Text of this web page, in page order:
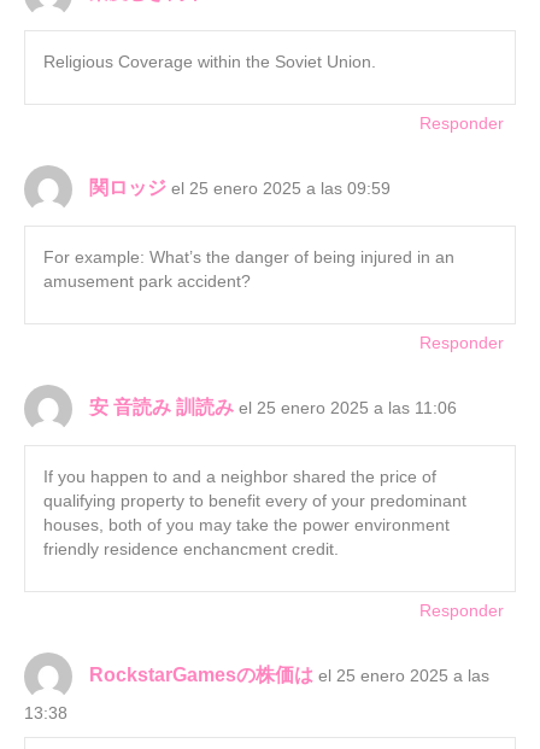
Religious Coverage within the Soviet Union.
Responder
関ロッジ el 25 enero 2025 a las 09:59
For example: What’s the danger of being injured in an
amusement park accident?
Responder
安 音読み 訓読み el 25 enero 2025 a las 11:06
If you happen to and a neighbor shared the price of
qualifying property to benefit every of your predominant
houses, both of you may take the power environment
friendly residence enchancment credit.
Responder
RockstarGamesの株価は el 25 enero 2025 a las
13:38